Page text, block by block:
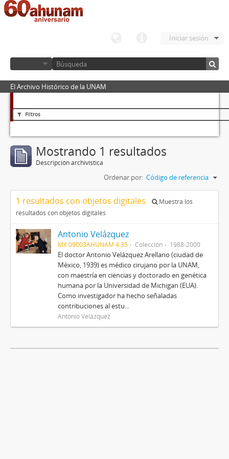
Iniciar sesión
El Archivo Histórico de la UNAM
Filtros
Mostrando 1 resultados
Descripción archivística
Ordenar por: Código de referencia
1 resultados con objetos digitales
Muestra los
resultados con objetos digitales
Antonio Velázquez
MX 09003AHUNAM 4.35 Colección 1988-2000
El doctor Antonio Velázquez Arellano (ciudad de
México, 1939) es médico cirujano por la UNAM,
con maestría en ciencias y doctorado en genética
humana por la Universidad de Michigan (EUA).
Como investigador ha hecho señaladas
contribuciones al estu...
Antonio Velázquez